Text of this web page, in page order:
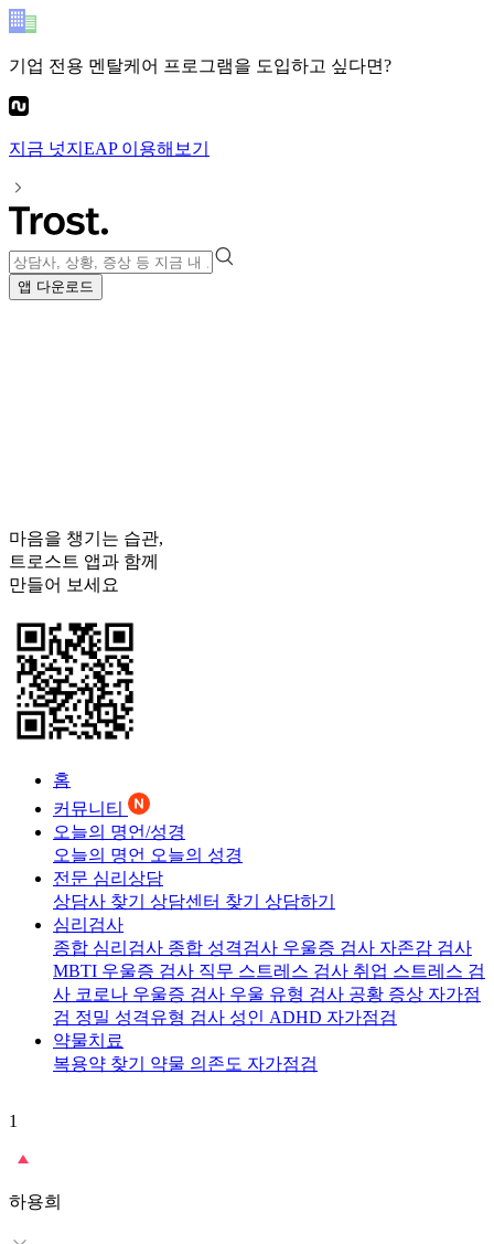
기업 전용 멘탈케어 프로그램을 도입하고 싶다면?
지금 넛지EAP이용해보기
앱 다운로드
마음을 챙기는 습관,
트로스트 앱과 함께
만들어 보세요
홈
커뮤니티
오늘의 명언/성경
오늘의 명언 오늘의 성경
전문 심리상담
상담사 찾기 상담센터 찾기 상담하기
심리검사
종합 심리검사 종합 성격검사 우울증 검사 자존감 검사
MBTI 우울증 검사 직무 스트레스 검사 취업 스트레스 검
사 코로나 우울증 검사 우울 유형 검사 공황 증상 자가점
검 정밀 성격유형 검사 성인 ADHD 자가점검
약물치료
복용약 찾기 약물 의존도 자가점검
1
하용희